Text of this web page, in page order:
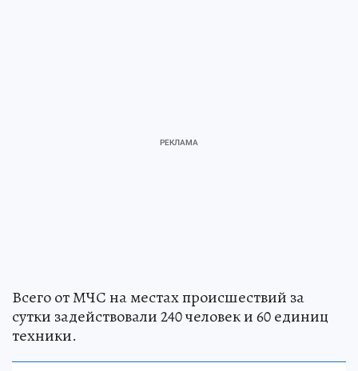
Всего от МЧС на местах происшествий за
сутки задействовали 240 человек и 60 единиц
техники.